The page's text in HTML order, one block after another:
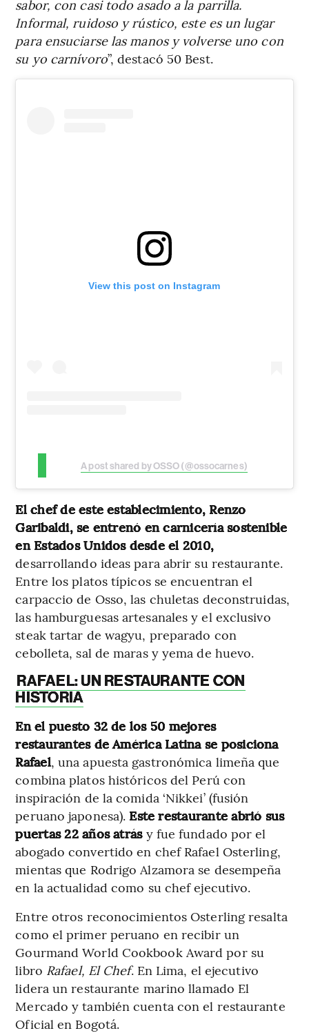
sabor, con casi todo asado a la parrilla.
Informal, ruidoso y rústico, este es un lugar
para ensuciarse las manos y volverse uno con
su yo carnívoro”, destacó 50 Best.
View this post on Instagram
A post shared by OSSO (@ossocarnes)
El chef de este establecimiento, Renzo
Garibaldi, se entrenó en carnicería sostenible
en Estados Unidos desde el 2010,
desarrollando ideas para abrir su restaurante.
Entre los platos típicos se encuentran el
carpaccio de Osso, las chuletas deconstruidas,
las hamburguesas artesanales y el exclusivo
steak tartar de wagyu, preparado con
cebolleta, sal de maras y yema de huevo.
RAFAEL: UN RESTAURANTE CON
HISTORIA
En el puesto 32 de los 50 mejores
restaurantes de América Latina se posiciona
Rafael, una apuesta gastronómica limeña que
combina platos históricos del Perú con
inspiración de la comida ‘Nikkei’ (fusión
peruano japonesa). Este restaurante abrió sus
puertas 22 años atrásy fue fundado por el
abogado convertido en chef Rafael Osterling,
mientas que Rodrigo Alzamora se desempeña
en la actualidad como su chef ejecutivo.
Entre otros reconocimientos Osterling resalta
como el primer peruano en recibir un
Gourmand World Cookbook Award por su
libro Rafael, El Chef. En Lima, el ejecutivo
lidera un restaurante marino llamado El
Mercado y también cuenta con el restaurante
Oficial en Bogotá.